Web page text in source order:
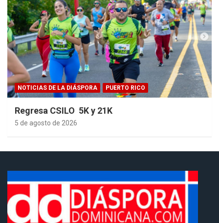
NOTICIAS DE LA DIÁSPORA PUERTO RICO
Regresa CSILO 5K y 21K
5 de agosto de 2026